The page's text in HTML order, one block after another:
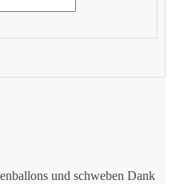
und schweben Dank